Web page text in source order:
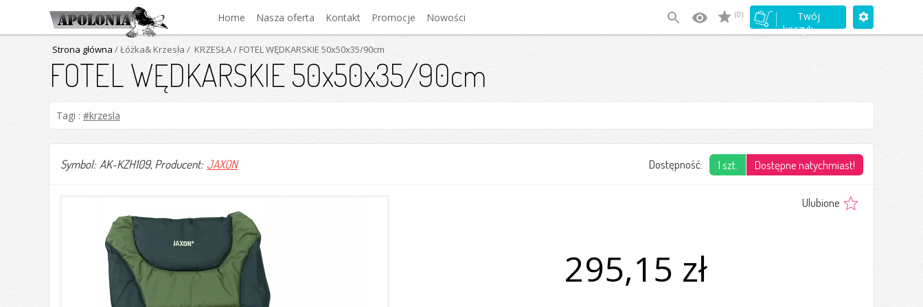
Home Nasza oferta Kontakt Promocje Nowości (0)
Twój
koszyk
Strona główna / Łóżka& Krzesła / KRZESŁA/ FOTEL WĘDKARSKIE 50x50x35/90cm
FOTEL WĘDKARSKIE 50x50x35/90cm
Tagi : #krzesla
Symbol: AK-KZH109, Producent: JAXON Dostępność: 1 szt. Dostępne natychmiast!
Ulubione
295,15 zł